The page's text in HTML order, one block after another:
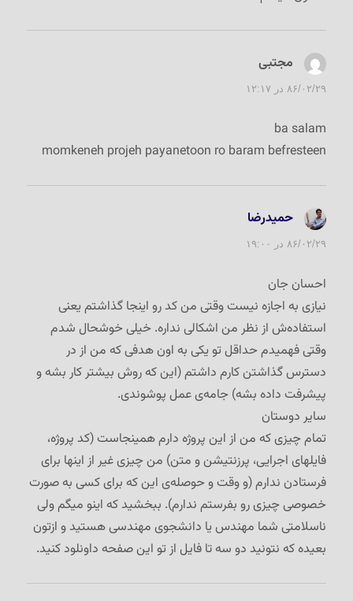
مجتبی
۸۶/۰۲/۲۹ در ۱۲:۱۷
ba salam
momkeneh projeh payanetoon ro baram befresteen
حمیدرضا
۸۶/۰۲/۲۹ در ۱۹:۰۰
احسان جان
نیازی به اجازه نیست وقتی من کد رو اینجا گذاشتم یعنی
استفاده‌ش از نظر من اشکالی نداره. خیلی خوشحال شدم
وقتی فهمیدم حداقل تو یکی به اون هدفی که من از در
دسترس گذاشتن کارم داشتم (این که روش بیشتر کار بشه و
پیشرفت داده بشه) جامه‌ی عمل پوشوندی.
سایر دوستان
تمام چیزی که من از این پروژه دارم همینجاست (کد پروژه،
فایلهای اجرایی، پرزنتیشن و متن) من چیزی غیر از اینها برای
فرستادن ندارم (و وقت و حوصله‌ی این که برای کسی به صورت
خصوصی چیزی رو بفرستم ندارم). ببخشید که اینو میگم ولی
ناسلامتی شما مهندس یا دانشجوی مهندسی هستید و ازتون
بعیده که نتونید دو سه تا فایل از تو این صفحه داونلود کنید.